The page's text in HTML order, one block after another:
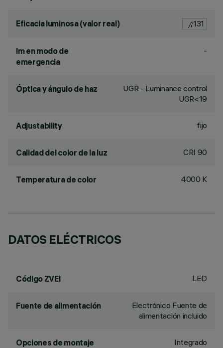
Eficacia luminosa (valor real) 131
lm en modo de
emergencia
-
Óptica y ángulo de haz
UGR - Luminance control
UGR<19
Adjustability fijo
Calidad del color de la luz CRI 90
Temperatura de color 4000 K
DATOS ELÉCTRICOS
Código ZVEI LED
Fuente de alimentación
Electrónico Fuente de
alimentación incluido
Opciones de montaje Integrado